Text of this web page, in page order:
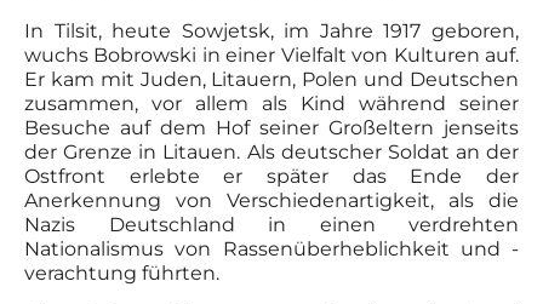
In Tilsit, heute Sowjetsk, im Jahre 1917 geboren,
wuchs Bobrowski in einer Vielfalt von Kulturen auf.
Er kam mit Juden, Litauern, Polen und Deutschen
zusammen, vor allem als Kind während seiner
Besuche auf dem Hof seiner Großeltern jenseits
der Grenze in Litauen. Als deutscher Soldat an der
Ostfront erlebte er später das Ende der
Anerkennung von Verschiedenartigkeit, als die
Nazis Deutschland in einen verdrehten
Nationalismus von Rassenüberheblichkeit und -
verachtung führten.